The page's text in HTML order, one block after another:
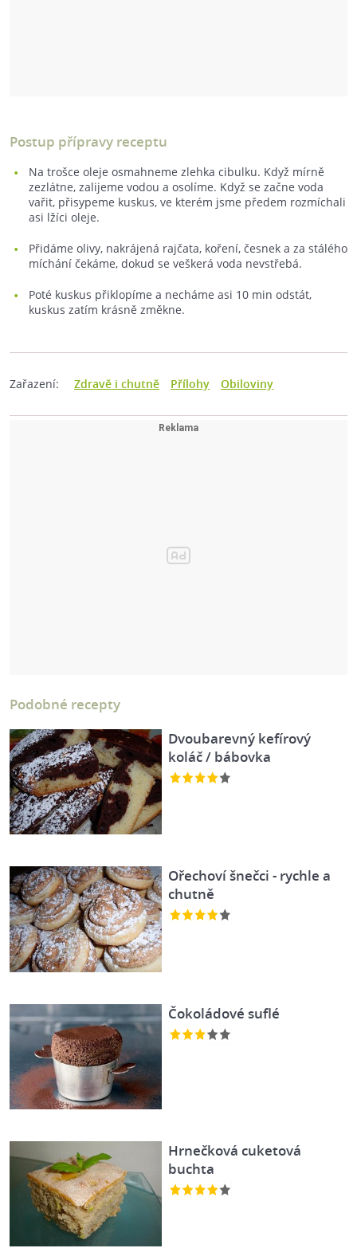
Postup přípravy receptu
Na trošce oleje osmahneme zlehka cibulku. Když mírně
zezlátne, zalijeme vodou a osolíme. Když se začne voda
vařit, přisypeme kuskus, ve kterém jsme předem rozmíchali
asi lžíci oleje.
Přidáme olivy, nakrájená rajčata, koření, česnek a za stálého
míchání čekáme, dokud se veškerá voda nevstřebá.
Poté kuskus přiklopíme a necháme asi 10 min odstát,
kuskus zatím krásně změkne.
Zařazení: Zdravě i chutně Přílohy Obiloviny
Podobné recepty
Dvoubarevný kefírový
koláč / bábovka
Ořechoví šnečci - rychle a
chutně
Čokoládové suflé
Hrnečková cuketová
buchta